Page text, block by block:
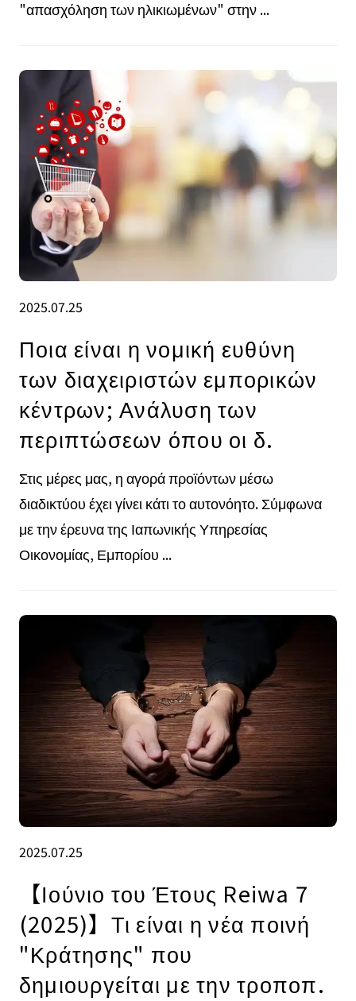
"απασχόληση των ηλικιωμένων" στην ...
2025.07.25
Ποια είναι η νομική ευθύνη
των διαχειριστών εμπορικών
κέντρων; Ανάλυση των
περιπτώσεων όπου οι δ.
Στις μέρες μας, η αγορά προϊόντων μέσω
διαδικτύου έχει γίνει κάτι το αυτονόητο. Σύμφωνα
με την έρευνα της Ιαπωνικής Υπηρεσίας
Οικονομίας, Εμπορίου ...
2025.07.25
【Ιούνιο του Έτους Reiwa 7
(2025)】Τι είναι η νέα ποινή
"Κράτησης" που
δημιουργείται με την τροποπ.